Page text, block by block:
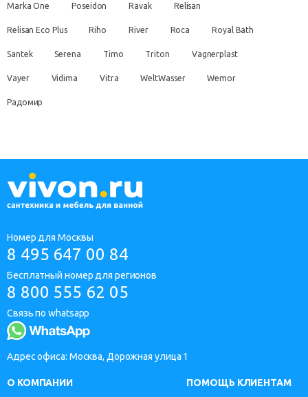
Marka One Poseidon Ravak Relisan
Relisan Eco Plus Riho River Roca Royal Bath
Santek Serena Timo Triton Vagnerplast
Vayer Vidima Vitra WeltWasser Wemor
Радомир
Номер для Москвы
8 495 647 00 84
Бесплатный номер для регионов
8 800 555 62 05
Связь по whatsapp
Адрес офиса: Москва, Дорожная улица 1
О КОМПАНИИ
ПОМОЩЬ КЛИЕНТАМ